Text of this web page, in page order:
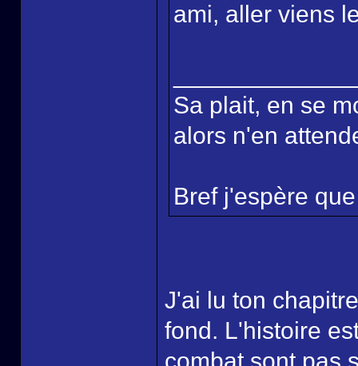
ami, aller viens
Sa plait, en se
alors n'en
Bref j'espère
J'ai lu ton
fond. L'histoire